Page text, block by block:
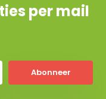
per mail
Abonneer